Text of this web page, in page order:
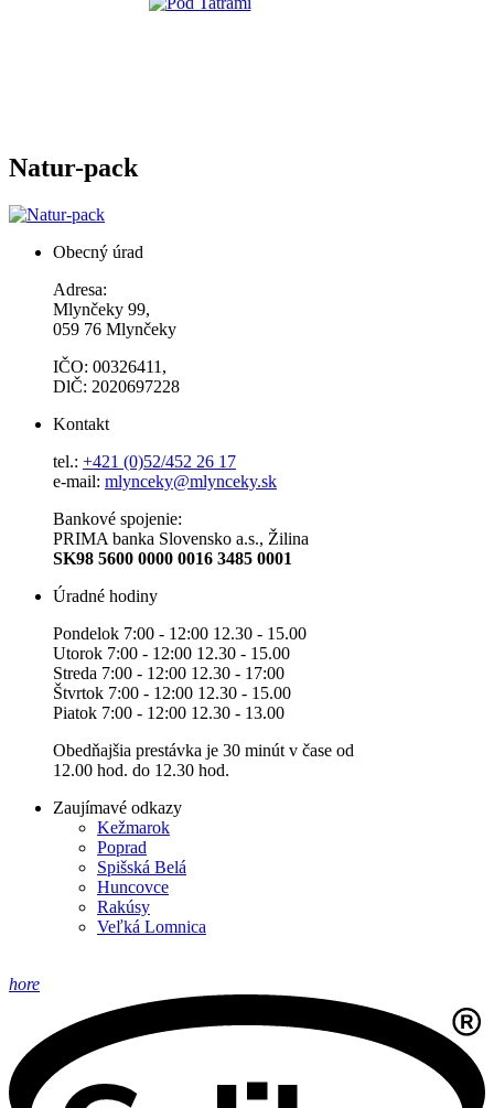
Natur-pack
Obecný úrad
Adresa:
Mlynčeky 99,
059 76 Mlynčeky
IČO: 00326411,
DlČ: 2020697228
Kontakt
tel.: +421 (0)52/452 26 17
e-mail: mlynceky@mlynceky.sk
Bankové spojenie:
PRIMA banka Slovensko a.s., Žilina
SK98 5600 0000 0016 3485 0001
Úradné hodiny
Pondelok 7:00 - 12:00 12.30 - 15.00
Utorok 7:00 - 12:00 12.30 - 15.00
Streda 7:00 - 12:00 12.30 - 17:00
Štvrtok 7:00 - 12:00 12.30 - 15.00
Piatok 7:00 - 12:00 12.30 - 13.00
Obedňajšia prestávka je 30 minút v čase od
12.00 hod. do 12.30 hod.
Zaujímavé odkazy
Kežmarok
Poprad
Spišská Belá
Huncovce
Rakúsy
Veľká Lomnica
hore